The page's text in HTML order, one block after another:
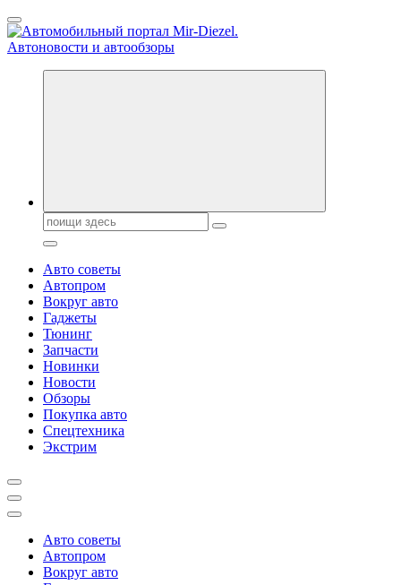
Перейти
к
содержанию
Справочник автомобилиста. Обзор новинок популярных
Поиск:
Авто советы
Автопром
Вокруг авто
Гаджеты
Тюнинг
Запчасти
Новинки
Новости
Обзоры
Покупка авто
Спецтехника
Экстрим
Авто советы
Автопром
Вокруг авто